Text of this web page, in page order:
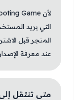
التي يريد
المتجر قبل
عند معرفة
متى تنتقل